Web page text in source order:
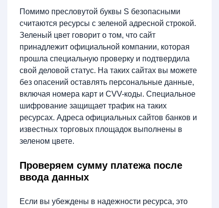
Помимо пресловутой буквы S безопасными
считаются ресурсы с зеленой адресной строкой.
Зеленый цвет говорит о том, что сайт
принадлежит официальной компании, которая
прошла специальную проверку и подтвердила
свой деловой статус. На таких сайтах вы можете
без опасений оставлять персональные данные,
включая номера карт и CVV-коды. Специальное
шифрование защищает трафик на таких
ресурсах. Адреса официальных сайтов банков и
известных торговых площадок выполнены в
зеленом цвете.
Проверяем сумму платежа после
ввода данных
Если вы убеждены в надежности ресурса, это